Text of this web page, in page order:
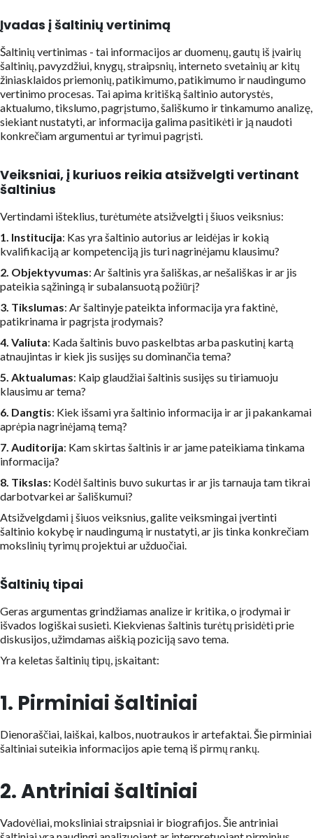
Įvadas į šaltinių vertinimą
Šaltinių vertinimas - tai informacijos ar duomenų, gautų iš įvairių
šaltinių, pavyzdžiui, knygų, straipsnių, interneto svetainių ar kitų
žiniasklaidos priemonių, patikimumo, patikimumo ir naudingumo
vertinimo procesas. Tai apima kritišką šaltinio autorystės,
aktualumo, tikslumo, pagrįstumo, šališkumo ir tinkamumo analizę,
siekiant nustatyti, ar informacija galima pasitikėti ir ją naudoti
konkrečiam argumentui ar tyrimui pagrįsti.
Veiksniai, į kuriuos reikia atsižvelgti vertinant
šaltinius
Vertindami išteklius, turėtumėte atsižvelgti į šiuos veiksnius:
1. Institucija: Kas yra šaltinio autorius ar leidėjas ir kokią
kvalifikaciją ar kompetenciją jis turi nagrinėjamu klausimu?
2. Objektyvumas: Ar šaltinis yra šališkas, ar nešališkas ir ar jis
pateikia sąžiningą ir subalansuotą požiūrį?
3. Tikslumas: Ar šaltinyje pateikta informacija yra faktinė,
patikrinama ir pagrįsta įrodymais?
4. Valiuta: Kada šaltinis buvo paskelbtas arba paskutinį kartą
atnaujintas ir kiek jis susijęs su dominančia tema?
5. Aktualumas: Kaip glaudžiai šaltinis susijęs su tiriamuoju
klausimu ar tema?
6. Dangtis: Kiek išsami yra šaltinio informacija ir ar ji pakankamai
aprėpia nagrinėjamą temą?
7. Auditorija: Kam skirtas šaltinis ir ar jame pateikiama tinkama
informacija?
8. Tikslas: Kodėl šaltinis buvo sukurtas ir ar jis tarnauja tam tikrai
darbotvarkei ar šališkumui?
Atsižvelgdami į šiuos veiksnius, galite veiksmingai įvertinti
šaltinio kokybę ir naudingumą ir nustatyti, ar jis tinka konkrečiam
mokslinių tyrimų projektui ar užduočiai.
Šaltinių tipai
Geras argumentas grindžiamas analize ir kritika, o įrodymai ir
išvados logiškai susieti. Kiekvienas šaltinis turėtų prisidėti prie
diskusijos, užimdamas aiškią poziciją savo tema.
Yra keletas šaltinių tipų, įskaitant:
1. Pirminiai šaltiniai
Dienoraščiai, laiškai, kalbos, nuotraukos ir artefaktai. Šie pirminiai
šaltiniai suteikia informacijos apie temą iš pirmų rankų.
2. Antriniai šaltiniai
Vadovėliai, moksliniai straipsniai ir biografijos. Šie antriniai